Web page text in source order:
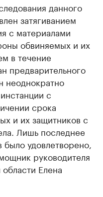
данного
затягиванием
с материалами
обвиняемых и их
в течение
предварительного
неоднократно
с
срока
и их защитников с
Лишь последнее
было удовлетворено,
руководителя
Елена